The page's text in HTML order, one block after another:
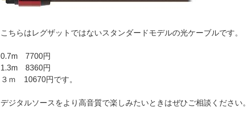
こちらはレグザットではないスタンダードモデルの光ケーブルです。
0.7m 7700円
1.3m 8360円
３ｍ 10670円です。
デジタルソースをより高音質で楽しみたいときはぜひご相談ください。